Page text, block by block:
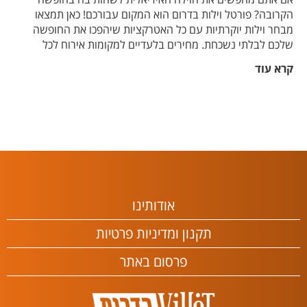
קרא עוד
הקרובה? פורטל וילות בדרום הוא המקום עבורכם! כאן תמצאו
מבחר וילות יוקרתיות עם כל האטרקציות שיהפכו את החופשה
שלכם לבלתי נשכחת. מחירים בלעדיים למקומות אירוח לכל
מציאת המקום המושלם מעולם לא הייתה קלה יותר: התחילו
למהנה כמו החופשה עצמה, עם הרישומים המדוייקים
אודותינו
תקנון ומדיניות פרטיות
פרסום באתר